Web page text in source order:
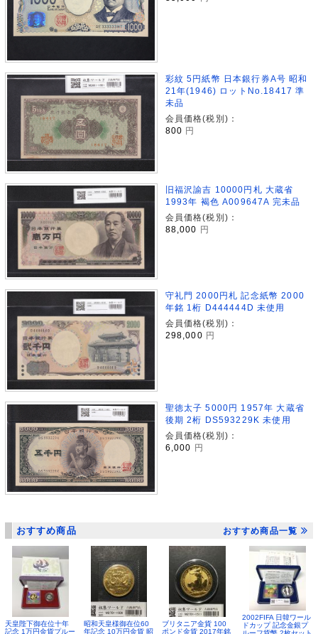
彩紋 5円紙幣 日本銀行券A号 昭和
21年(1946) ロットNo.18417 準
未品
会員価格(税別)：
800 円
旧福沢諭吉 10000円札 大蔵省
1993年 褐色 A009647A 完未品
会員価格(税別)：
88,000 円
守礼門 2000円札 記念紙幣 2000
年銘 1桁 D444444D 未使用
会員価格(税別)：
298,000 円
聖徳太子 5000円 1957年 大蔵省
後期 2桁 DS593229K 未使用
会員価格(税別)：
6,000
円
おすすめ商品 おすすめ商品一覧
天皇陛下御在位十年
記念 1万円金貨プルー
昭和天皇様御在位60
年記念 10万円金貨 昭
ブリタニア金貨 100
ポンド金貨 2017年銘
2002FIFA 日韓ワール
ドカップ 記念金銀プ